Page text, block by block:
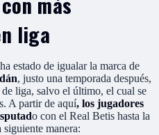
liga
estado de igualar la marca de
, justo una temporada después,
liga, salvo el último, el cual se
A partir de aquí, los jugadores
o con el Real Betis hasta la
siguiente manera: